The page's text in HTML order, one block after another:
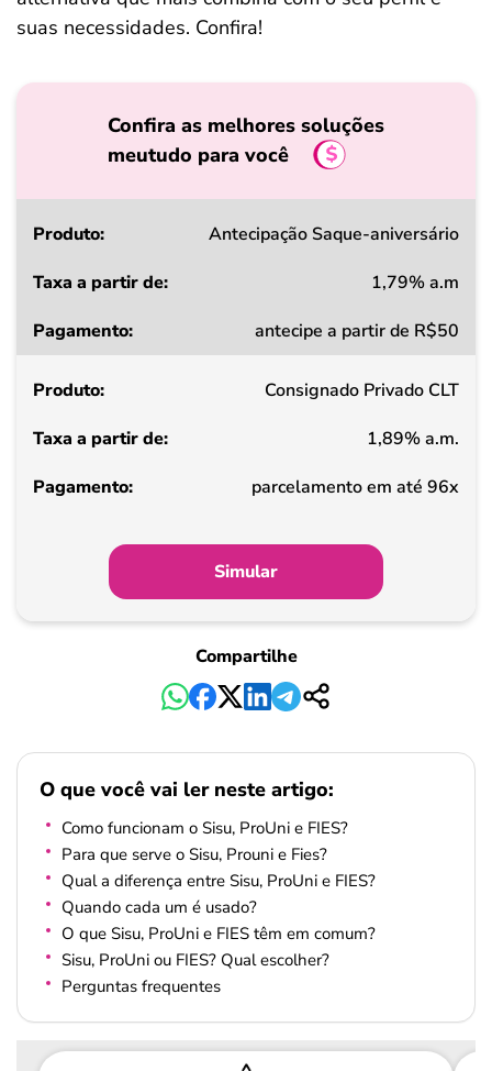
suas necessidades. Confira!
Confira as melhores soluções
meutudo para você
Produto
a
de
Pagamento
Antecipação Saque-aniversário
1,79% a.m
antecipe a partir de R$50
Consignado Privado CLT
1,89% a.m.
parcelamento em até 96x
Simular
Compartilhe
O que você vai ler neste artigo:
Como funcionam o Sisu, ProUni e FIES?
Para que serve o Sisu, Prouni e Fies?
Qual a diferença entre Sisu, ProUni e FIES?
Quando cada um é usado?
O que Sisu, ProUni e FIES têm em comum?
Sisu, ProUni ou FIES? Qual escolher?
Perguntas frequentes